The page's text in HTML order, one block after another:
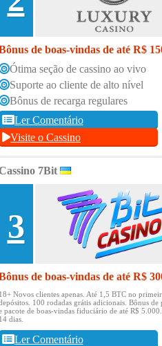
de boas-vindas de até R$
Ótima seção de cassino ao vivo
Suporte ao cliente de alto nível
Bônus de recarga regulares
Ler Comentário
Visite o Cassino
7Bit
3
de boas-vindas de até R$
Novos clientes apenas. Até 1,5 BTC no
100 rodadas grátis adicionais. Bônus de
pacote de boas-vindas fiduciário de até R$ 5.000.
dias.
Ler Comentário